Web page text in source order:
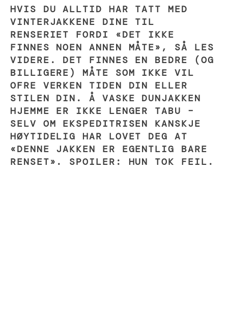
HVIS DU ALLTID HAR TATT MED
VINTERJAKKENE DINE TIL
RENSERIET FORDI «DET IKKE
FINNES NOEN ANNEN MÅTE», SÅ LES
VIDERE. DET FINNES EN BEDRE (OG
BILLIGERE) MÅTE SOM IKKE VIL
OFRE VERKEN TIDEN DIN ELLER
STILEN DIN. Å VASKE DUNJAKKEN
HJEMME ER IKKE LENGER TABU –
SELV OM EKSPEDITRISEN KANSKJE
HØYTIDELIG HAR LOVET DEG AT
«DENNE JAKKEN ER EGENTLIG BARE
RENSET». SPOILER: HUN TOK FEIL.